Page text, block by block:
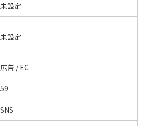
未設定
未設定
広告 / EC
59
SNS